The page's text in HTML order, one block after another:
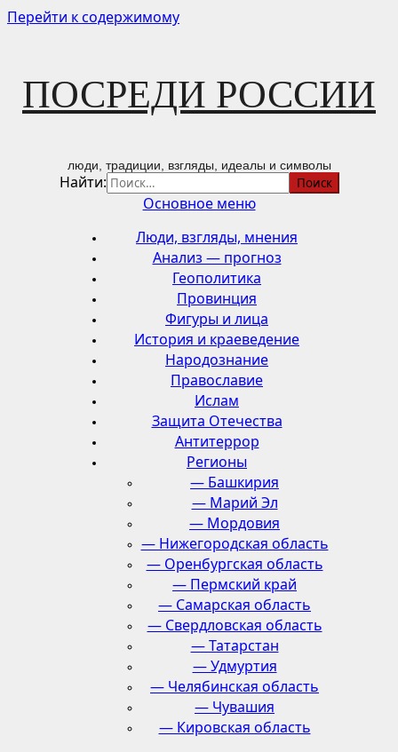
Перейти к содержимому
ПОСРЕДИ РОССИИ
люди, традиции, взгляды, идеалы и символы
Найти:
Основное меню
Люди, взгляды, мнения
Анализ — прогноз
Геополитика
Провинция
Фигуры и лица
История и краеведение
Народознание
Православие
Ислам
Защита Отечества
Антитеррор
Регионы
— Башкирия
— Марий Эл
— Мордовия
— Нижегородская область
— Оренбургская область
— Пермский край
— Самарская область
— Свердловская область
— Татарстан
— Удмуртия
— Челябинская область
— Чувашия
— Кировская область